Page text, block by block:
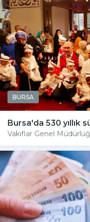
BURSA
Bursa'da 530 yıllık
Vakıflar Genel